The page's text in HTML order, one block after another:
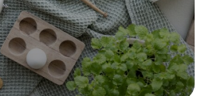
Artisans
A propos